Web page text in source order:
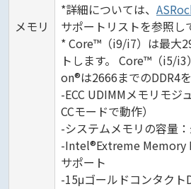
メモリ
*詳細については、
サポートリストを参照し
* Core™（i9/i7）は最大
トします。 Core™（i5/
on®は2666までのDDR4
-ECC UDIMMメモリモジ
CCモードで動作）
-システムメモリの容量
-Intel®Extreme Memory
サポート
-15μゴールドコンタクト